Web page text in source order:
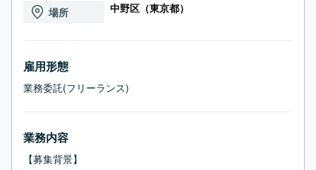
場所 中野区（東京都）
雇用形態
業務委託(フリーランス)
業務内容
【募集背景】